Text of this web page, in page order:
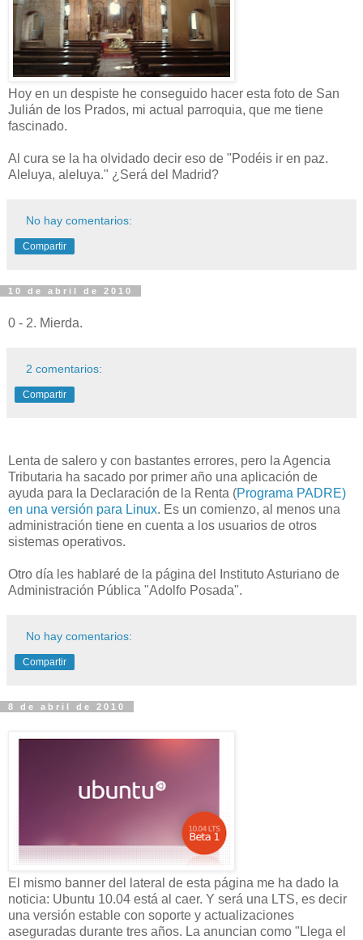
Hoy en un despiste he conseguido hacer esta foto de San
Julián de los Prados, mi actual parroquia, que me tiene
fascinado.
Al cura se la ha olvidado decir eso de "Podéis ir en paz.
Aleluya, aleluya." ¿Será del Madrid?
No hay comentarios:
Compartir
10 de abril de 2010
0 - 2. Mierda.
2 comentarios:
Compartir
Lenta de salero y con bastantes errores, pero la Agencia
Tributaria ha sacado por primer año una aplicación de
ayuda para la Declaración de la Renta (Programa PADRE)
en una versión para Linux. Es un comienzo, al menos una
administración tiene en cuenta a los usuarios de otros
sistemas operativos.
Otro día les hablaré de la página del Instituto Asturiano de
Administración Pública "Adolfo Posada".
No hay comentarios:
Compartir
8 de abril de 2010
El mismo banner del lateral de esta página me ha dado la
noticia: Ubuntu 10.04 está al caer. Y será una LTS, es decir
una versión estable con soporte y actualizaciones
aseguradas durante tres años. La anuncian como "Llega el